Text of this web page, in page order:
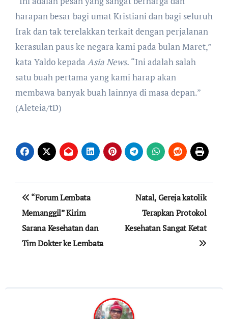
harapan besar bagi umat Kristiani dan bagi seluruh
Irak dan tak terelakkan terkait dengan perjalanan
kerasulan paus ke negara kami pada bulan Maret,”
kata Yaldo kepada Asia News. “Ini adalah salah
satu buah pertama yang kami harap akan
membawa banyak buah lainnya di masa depan.”
(Aleteia/tD)
Post
navigation
“Forum Lembata
Memanggil” Kirim
Sarana Kesehatan dan
Tim Dokter ke Lembata
Natal, Gereja katolik
Terapkan Protokol
Kesehatan Sangat Ketat